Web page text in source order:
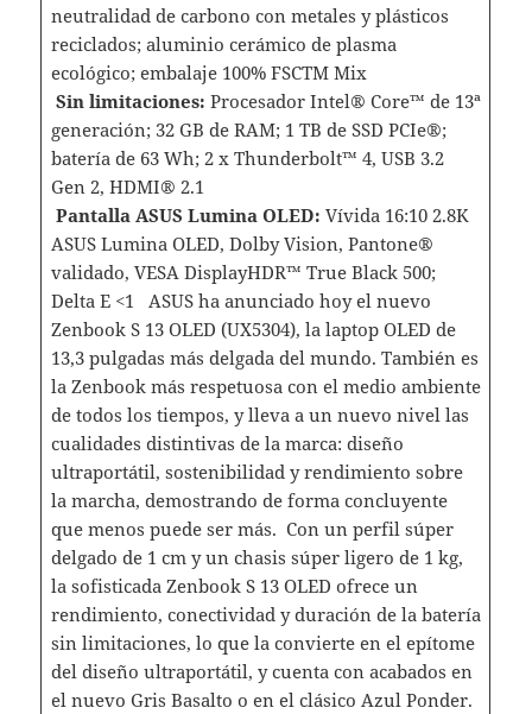
neutralidad de carbono con metales y plásticos
reciclados; aluminio cerámico de plasma
ecológico; embalaje 100% FSCTM Mix
Sin limitaciones: Procesador Intel® Core™ de 13ª
generación; 32 GB de RAM; 1 TB de SSD PCIe®;
batería de 63 Wh; 2 x Thunderbolt™ 4, USB 3.2
Gen 2, HDMI® 2.1
Pantalla ASUS Lumina OLED: Vívida 16:10 2.8K
ASUS Lumina OLED, Dolby Vision, Pantone®
validado, VESA DisplayHDR™ True Black 500;
Delta E <1 ASUS ha anunciado hoy el nuevo
Zenbook S 13 OLED (UX5304), la laptop OLED de
13,3 pulgadas más delgada del mundo. También es
la Zenbook más respetuosa con el medio ambiente
de todos los tiempos, y lleva a un nuevo nivel las
cualidades distintivas de la marca: diseño
ultraportátil, sostenibilidad y rendimiento sobre
la marcha, demostrando de forma concluyente
que menos puede ser más. Con un perfil súper
delgado de 1 cm y un chasis súper ligero de 1 kg,
la sofisticada Zenbook S 13 OLED ofrece un
rendimiento, conectividad y duración de la batería
sin limitaciones, lo que la convierte en el epítome
del diseño ultraportátil, y cuenta con acabados en
el nuevo Gris Basalto o en el clásico Azul Ponder.